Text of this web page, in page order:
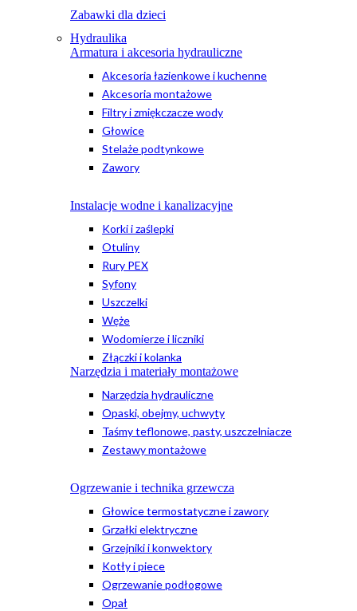
Zabawki dla dzieci
Hydraulika
Armatura i akcesoria hydrauliczne
Akcesoria łazienkowe i kuchenne
Akcesoria montażowe
Filtry i zmiękczacze wody
Głowice
Stelaże podtynkowe
Zawory
Instalacje wodne i kanalizacyjne
Korki i zaślepki
Otuliny
Rury PEX
Syfony
Uszczelki
Węże
Wodomierze i liczniki
Złączki i kolanka
Narzędzia i materiały montażowe
Narzędzia hydrauliczne
Opaski, obejmy, uchwyty
Taśmy teflonowe, pasty, uszczelniacze
Zestawy montażowe
Ogrzewanie i technika grzewcza
Głowice termostatyczne i zawory
Grzałki elektryczne
Grzejniki i konwektory
Kotły i piece
Ogrzewanie podłogowe
Opał